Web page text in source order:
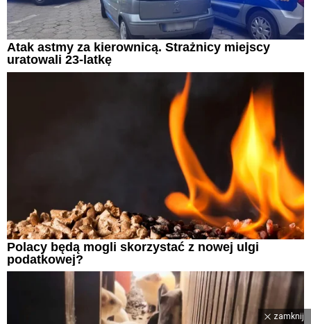
Atak astmy za kierownicą. Strażnicy miejscy
uratowali 23-latkę
Polacy będą mogli skorzystać z nowej ulgi
podatkowej?
zamknij